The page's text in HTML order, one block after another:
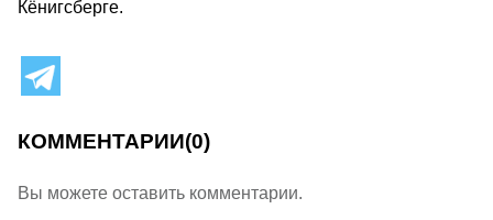
Кёнигсберге.
КОММЕНТАРИИ(0)
Вы можете оставить комментарии.